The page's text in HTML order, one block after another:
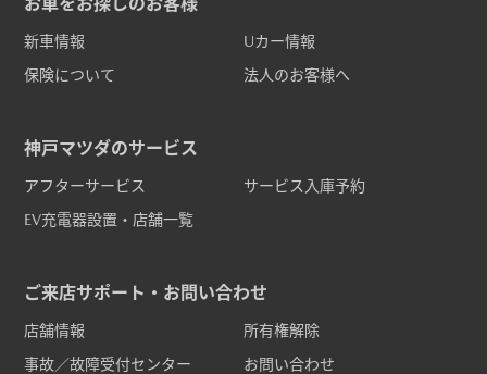
新車情報
Uカー情報
保険について
法人のお客様へ
神戸マツダのサービス
アフターサービス
サービス入庫予約
EV充電器設置・店舗一覧
ご来店サポート・お問い合わせ
店舗情報
所有権解除
事故／故障受付センター
お問い合わせ